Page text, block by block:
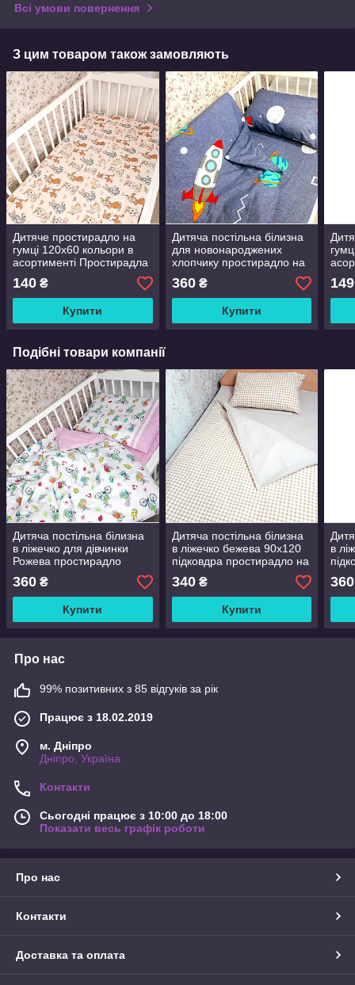
Всі умови повернення
З цим товаром також замовляють
Дитяче простирадло на
гумці 120х60 кольори в
асортименті Простирадла
в дитяче ліжечко
140 ₴
Купити
Дитяча постільна білизна
для новонароджених
хлопчику простирадло на
резинці підковдра
наволочка
360₴
Купити
149
Подібні товари компанії
Дитяча постільна білизна
в ліжечко для дівчинки
Рожева простирадло
60х120 підковдра 90х110
наволочка 40*60
360 ₴
Купити
Дитяча постільна білизна
в ліжечко бежева 90х120
підковдра простирадло на
340₴
Купити
в
360
Про нас
99% позитивних з 85 відгуків за рік
Працює з 18.02.2019
м. Дніпро
Дніпро, Україна
Контакти
Сьогодні працює з 10:00 до 18:00
Показати весь графік роботи
Про нас
Контакти
Доставка та оплата